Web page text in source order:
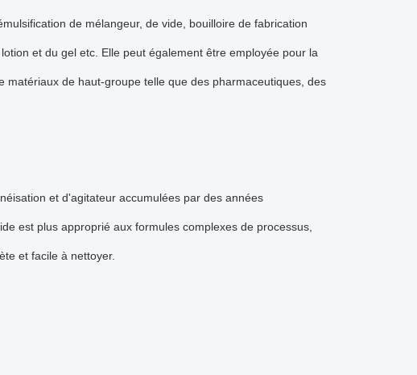
de mélangeur, de vide, bouilloire de fabrication
et du gel etc. Elle peut également être employée pour la
de haut-groupe telle que des pharmaceutiques, des
et d'agitateur accumulées par des années
est plus approprié aux formules complexes de processus,
et facile à nettoyer.